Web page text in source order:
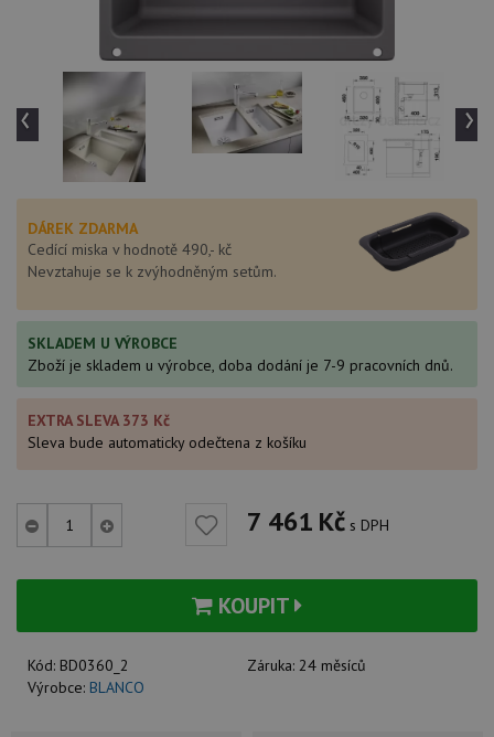
‹ ›
DÁREK ZDARMA
Cedící miska v hodnotě 490,- kč
Nevztahuje se k zvýhodněným setům.
SKLADEM U VÝROBCE
Zboží je skladem u výrobce, doba dodání je 7-9 pracovních dnů.
EXTRA SLEVA 373 Kč
Sleva bude automaticky odečtena z košíku
7 461 Kč s DPH
KOUPIT
Kód: BD0360_2 Záruka: 24 měsíců
Výrobce: BLANCO